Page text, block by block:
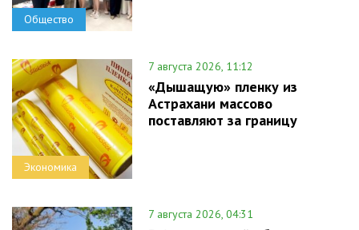
Общество
Экономика
7 августа 2026, 11:12
«Дышащую» пленку из
Астрахани массово
поставляют за границу
7 августа 2026, 04:31